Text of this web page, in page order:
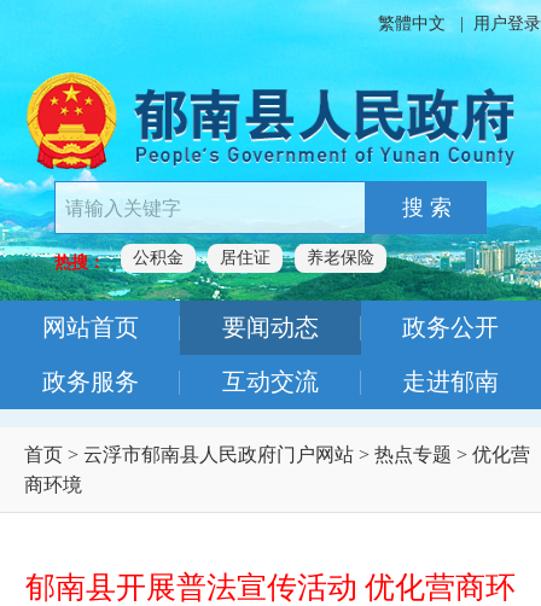
繁體中文 用户登录
搜 索
热搜： 公积金 居住证 养老保险
网站首页 要闻动态 政务公开
政务服务 互动交流 走进郁南
首页 > 云浮市郁南县人民政府门户网站 > 热点专题 > 优化营
商环境
郁南县开展普法宣传活动 优化营商环